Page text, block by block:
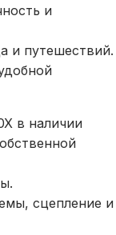
и
и путешествий.
в наличии
сцепление и